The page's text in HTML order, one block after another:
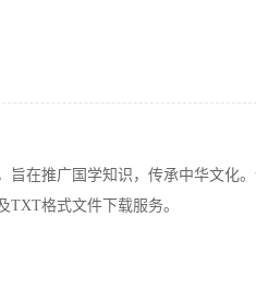
旨在推广国学知识，传承中华文化。
TXT格式文件下载服务。